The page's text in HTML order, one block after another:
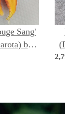
Sang'
bio